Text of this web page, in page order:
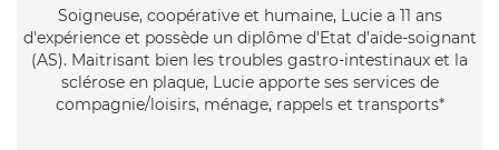
Soigneuse, coopérative et humaine, Lucie a 11 ans
d'expérience et possède un diplôme d'Etat d'aide-soignant
(AS). Maitrisant bien les troubles gastro-intestinaux et la
sclérose en plaque, Lucie apporte ses services de
compagnie/loisirs, ménage, rappels et transports*